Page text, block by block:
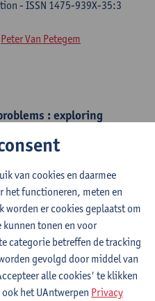
- ISSN 1475-939X-35:3
Peter Van Petegem
: exploring
of Social Sciences,
Sciences, 2025,261 p.
, Francis Wyffels
self-efficacy and
thinking :
van cookies en daarmee
het functioneren, meten en
worden er cookies geplaatst om
kunnen tonen en voor
categorie betreffen de tracking
gevolgd door middel van
alle cookies' te klikken
het UAntwerpen Privacy